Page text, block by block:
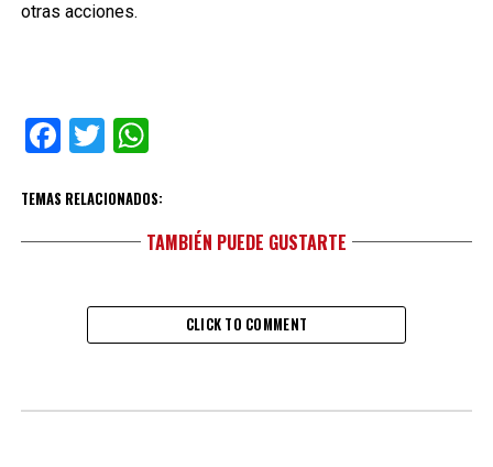
otras acciones.
Facebook
TwitterWhatsApp
TEMAS RELACIONADOS:
TAMBIÉN PUEDE GUSTARTE
CLICK TO COMMENT